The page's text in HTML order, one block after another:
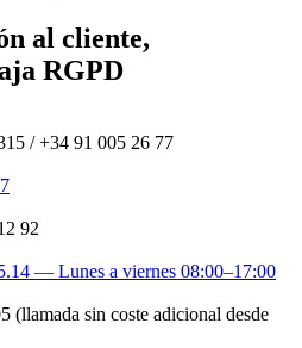
al cliente,
RGPD
/ +34 91 005 26 77
92
— Lunes a viernes 08:00–17:00
(llamada sin coste adicional desde